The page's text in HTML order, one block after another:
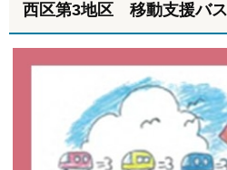
西区第3地区 移動支援バ